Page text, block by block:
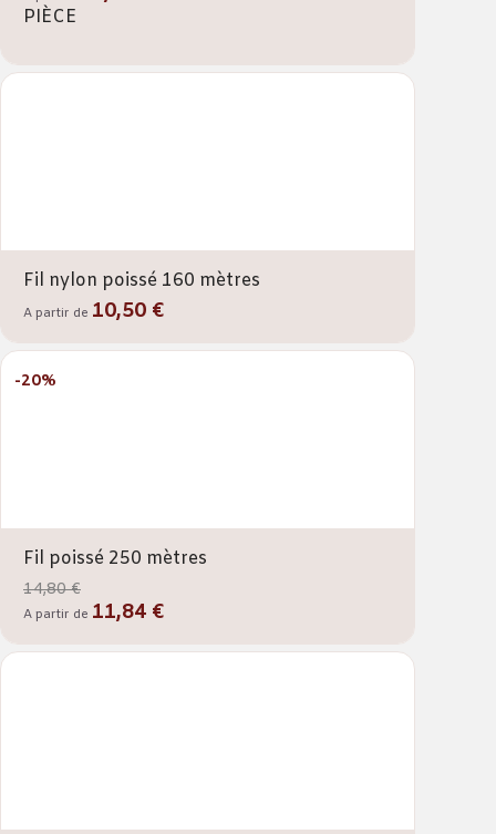
PIÈCE
Fil nylon poissé 160 mètres
A partir de 10,50 €
Fil poissé 250 mètres
14,80 €
-20%
A partir de 11,84 €